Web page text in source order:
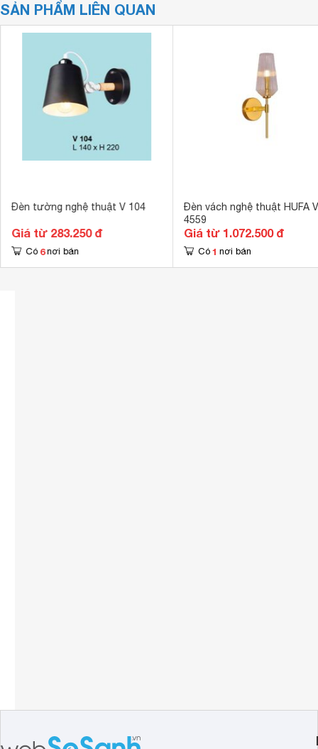
SẢN PHẨM LIÊN QUAN
Đèn tường nghệ thuật V 104
Giá từ 283.250 đ
Có 6 nơi bán
Đèn vách nghệ thuật HUFA
4559
Giá từ 1.072.500 đ
Có 1 nơi bán